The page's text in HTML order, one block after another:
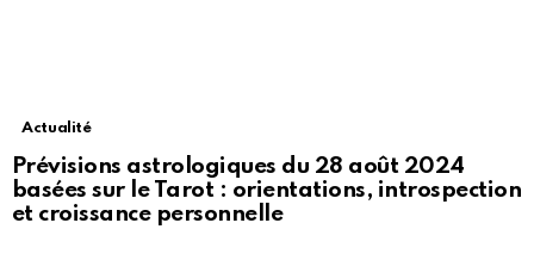
Actualité
Prévisions astrologiques du 28 août 2024
basées sur le Tarot : orientations, introspection
et croissance personnelle